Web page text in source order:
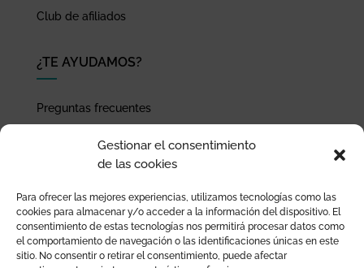
Gestionar el consentimiento
de las cookies
Para ofrecer las mejores experiencias, utilizamos tecnologías como las
cookies para almacenar y/o acceder a la información del dispositivo. El
consentimiento de estas tecnologías nos permitirá procesar datos como
el comportamiento de navegación o las identificaciones únicas en este
sitio. No consentir o retirar el consentimiento, puede afectar
Club de afiliados
¿TE AYUDAMOS?
Preguntas frecuentes
Pago seguro
Devoluciones y garantía